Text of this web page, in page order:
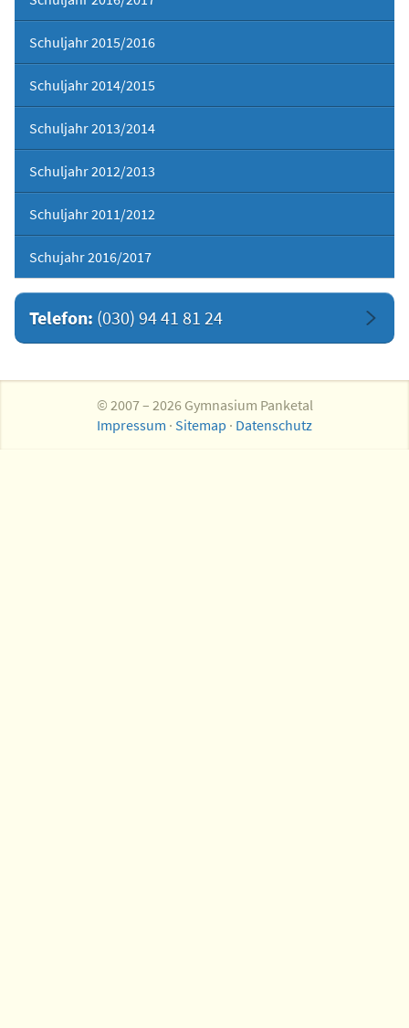
Schuljahr 2015/2016
Schuljahr 2014/2015
Schuljahr 2013/2014
Schuljahr 2012/2013
Schuljahr 2011/2012
Schujahr 2016/2017
Telefon: (030) 94 41 81 24
© 2007 – 2026 Gymnasium Panketal
Impressum · Sitemap · Datenschutz